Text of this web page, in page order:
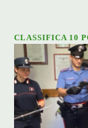
CLASSIFICA 10